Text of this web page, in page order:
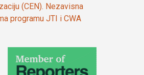
(CEN). Nezavisna
programu JTI i CWA